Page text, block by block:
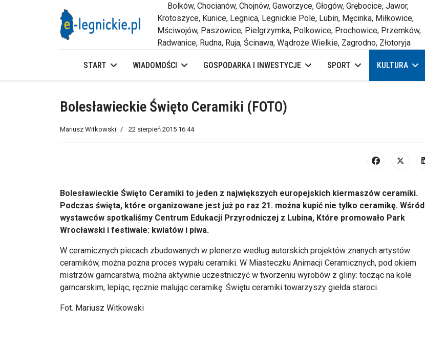
Bolków, Chocianów, Chojnów, Gaworzyce, Głogów, Grębocice, Jawor,
Krotoszyce, Kunice, Legnica, Legnickie Pole, Lubin, Męcinka, Miłkowice,
Mściwojów, Paszowice, Pielgrzymka, Polkowice, Prochowice, Przemków,
Radwanice, Rudna, Ruja, Ścinawa, Wądroże Wielkie, Zagrodno, Złotoryja
START WIADOMOŚCI GOSPODARKA I INWESTYCJE SPORT KULTURA
Bolesławieckie Święto Ceramiki (FOTO)
Mariusz Witkowski 22 sierpień 2015 16:44
Bolesławieckie Święto Ceramiki to jeden z największych europejskich kiermaszów ceramiki.
Podczas święta, które organizowane jest już po raz 21. można kupić nie tylko ceramikę. Wśród
wystawców spotkaliśmy Centrum Edukacji Przyrodniczej z Lubina, Które promowało Park
Wrocławski i festiwale: kwiatów i piwa.
W ceramicznych piecach zbudowanych w plenerze według autorskich projektów znanych artystów
ceramików, można pozna proces wypału ceramiki. W Miasteczku Animacji Ceramicznych, pod okiem
mistrzów garncarstwa, można aktywnie uczestniczyć w tworzeniu wyrobów z gliny: tocząc na kole
garncarskim, lepiąc, ręcznie malując ceramikę. Świętu ceramiki towarzyszy giełda staroci.
Fot. Mariusz Witkowski